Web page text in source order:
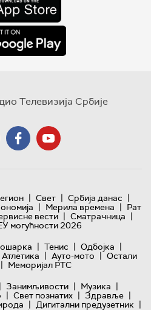
Телевизија Србије
| Свет | Србија данас |
| Мерила времена | Рат
вести | Сматрачница |
могућности 2026
| Тенис | Одбојка |
Атлетика | Ауто-мото | Остали
| Меморијал РТС
| Занимљивости | Музика |
| Свет познатих | Здравље |
| Дигитални предузетник |